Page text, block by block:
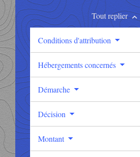
Tout replierkeyboard_arrow_up
Conditions d'attribution
Hébergements concernés
Démarche
Décision
Montant